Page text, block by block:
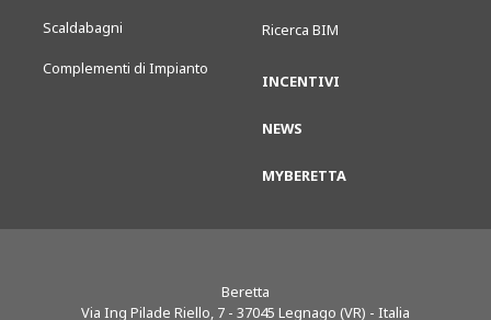
Scaldabagni
Complementi di Impianto
Ricerca BIM
INCENTIVI
NEWS
MYBERETTA
Beretta
Via Ing Pilade Riello, 7 - 37045 Legnago (VR) - Italia